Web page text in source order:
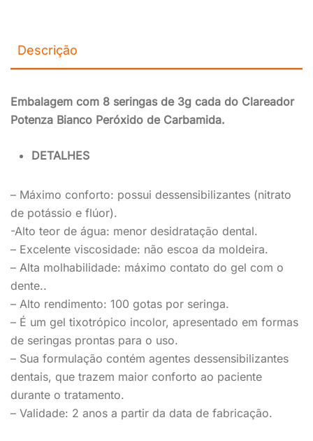
Descrição
Embalagem com 8 seringas de 3g cada do Clareador
Potenza Bianco Peróxido de Carbamida.
DETALHES
– Máximo conforto: possui dessensibilizantes (nitrato
de potássio e flúor).
-Alto teor de água: menor desidratação dental.
– Excelente viscosidade: não escoa da moldeira.
– Alta molhabilidade: máximo contato do gel com o
dente..
– Alto rendimento: 100 gotas por seringa.
– É um gel tixotrópico incolor, apresentado em formas
de seringas prontas para o uso.
– Sua formulação contém agentes dessensibilizantes
dentais, que trazem maior conforto ao paciente
durante o tratamento.
– Validade: 2 anos a partir da data de fabricação.